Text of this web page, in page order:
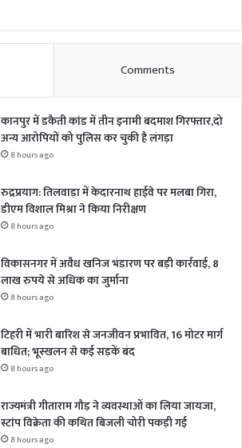
Comments
कानपुर में डकैती कांड में तीन इनामी बदमाश गिरफ्तार,दो
अन्य आरोपियों को पुलिस कर चुकी है लंगड़ा
8 hours ago
रुद्रप्रयाग: तिलवाड़ा में केदारनाथ हाईवे पर मलबा गिरा,
डीएम विशाल मिश्रा ने किया निरीक्षण
8 hours ago
विकासनगर में अवैध खनिज भंडारण पर बड़ी कार्रवाई, 8
लाख रुपये से अधिक का जुर्माना
8 hours ago
टिहरी में भारी बारिश से जनजीवन प्रभावित, 16 मोटर मार्ग
बाधित; भूस्खलन से कई सड़कें बंद
8 hours ago
राज्यमंत्री गीताराम गौड़ ने व्यवस्थाओं का लिया जायजा,
स्टांप विक्रेता की कथित बिजली चोरी पकड़ी गई
8 hours ago